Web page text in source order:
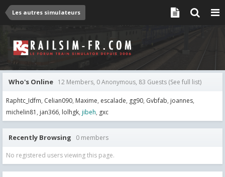
Les autres simulateurs
Who's Online 12 Members, 0 Anonymous, 83 Guests (See full list)
Raphtc_Idfm Celian090 Maxime escalade gg90 Gvbfab joannes
michelin81 jan366 lolhgk jibeh gxc
Recently Browsing 0 members
No registered users viewing this page.